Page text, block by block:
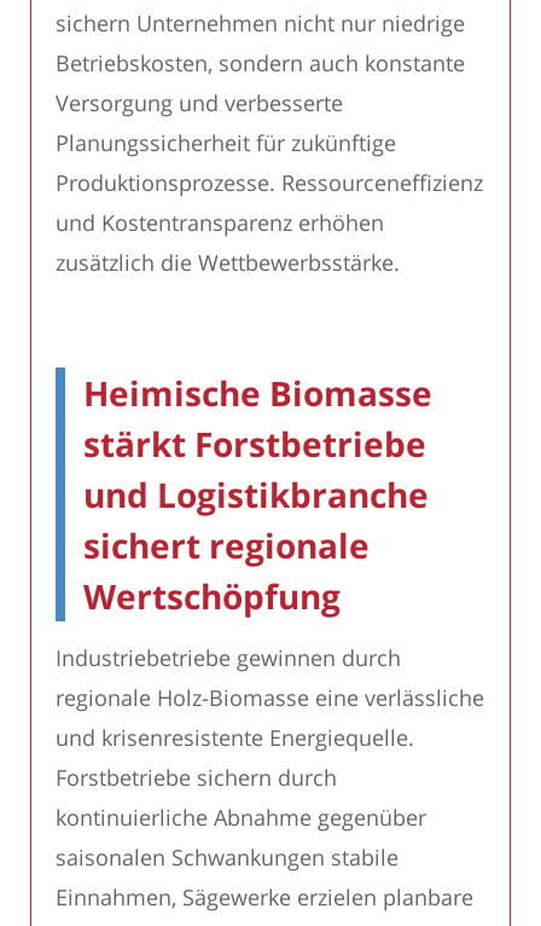
sichern Unternehmen nicht nur niedrige
Betriebskosten, sondern auch konstante
Versorgung und verbesserte
Planungssicherheit für zukünftige
Produktionsprozesse. Ressourceneffizienz
und Kostentransparenz erhöhen
zusätzlich die Wettbewerbsstärke.
Heimische Biomasse
stärkt Forstbetriebe
und Logistikbranche
sichert regionale
Wertschöpfung
Industriebetriebe gewinnen durch
regionale Holz-Biomasse eine verlässliche
und krisenresistente Energiequelle.
Forstbetriebe sichern durch
kontinuierliche Abnahme gegenüber
saisonalen Schwankungen stabile
Einnahmen, Sägewerke erzielen planbare